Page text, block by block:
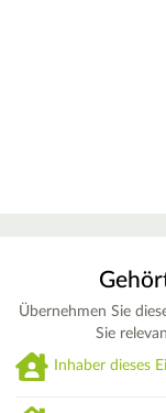
Übernehmen Sie
Sie
Inhaber dieses